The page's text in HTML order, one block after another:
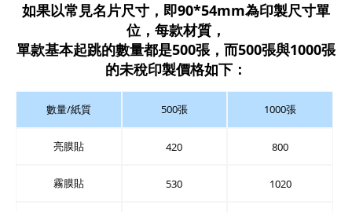
如果以常見名片尺寸，即90*54mm為印製尺寸單
位，每款材質，
單款基本起跳的數量都是500張，而500張與1000張
的未稅印製價格如下：
數量/紙質
亮膜貼
霧膜貼
500張
420
530
1000張
800
1020